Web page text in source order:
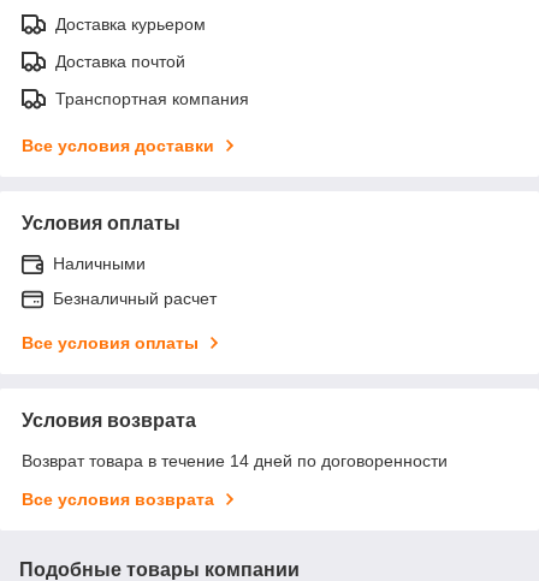
Доставка курьером
Доставка почтой
Транспортная компания
Все условия доставки
Условия оплаты
Наличными
Безналичный расчет
Все условия оплаты
Условия возврата
Возврат товара в течение 14 дней по договоренности
Все условия возврата
Подобные товары компании